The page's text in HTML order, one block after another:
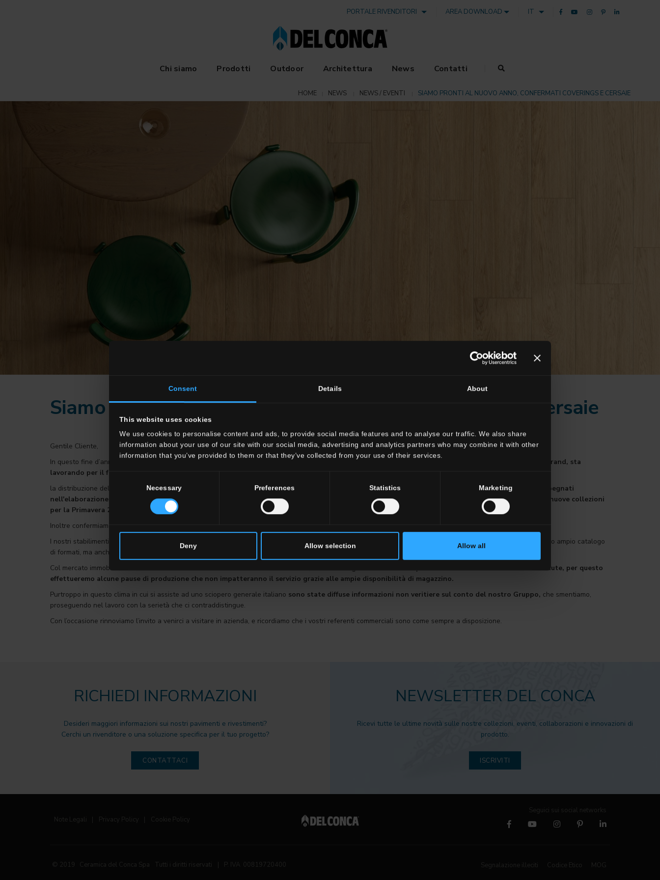
Consent Details About
This website uses cookies
We use cookies to personalise content and ads, to provide social media features and to analyse our traffic. We also share
information about your use of our site with our social media, advertising and analytics partners who may combine it with other
information that you’ve provided to them or that they’ve collected from your use of their services.
Selection
Necessary Preferences Statistics Marketing
Deny Allow selection Allow all
PORTALE RIVENDITORI AREA DOWNLOAD IT
Chi siamo Prodotti Outdoor Architettura News Contatti
HOME NEWS NEWS / EVENTI SIAMO PRONTI AL NUOVO ANNO, CONFERMATI COVERINGS E CERSAIE
Siamo pronti al nuovo anno, confermati Coverings e Cersaie
Gentile Cliente,
In questo fine d’anno caratterizzato da una economia europea e italiana non espansiva, desideriamo confermarle che
il Gruppo Del Conca, con tutti i suoi Brand, sta
lavorando per il futuro insieme a voi:
la distribuzione delle campionature relative alle nuove Collezioni presentate a Cersaie è quasi terminata, mentre
i reparti commerciale e marketing sono impegnati
nell'elaborazione del nuovo Catalogo Generale,
che uscirà come sempre all'inizio dell'anno, e contemporaneamente
i laboratori stanno già sviluppando nuove collezioni
per la Primavera 2025.
Inoltre confermiamo la nostra presenza a
I nostri stabilimenti, in particolare quello di Savignano sul Panaro, sono dotati di impianti all’avanguardia del settore con grande flessibilità per realizzare il nostro ampio catalogo
di formati, ma anche con una aumentata capacità produttiva.
Col mercato immobiliare in contrazione a causa dei tassi d’interesse ancora elevati,
è doveroso gestire i volume di produzione e mantenere l’azienda in salute, per questo
effettueremo alcune pause di produzione che non impatteranno il servizio grazie alle ampie disponibilità di magazzino.
Purtroppo in questo clima in cui si assiste ad uno sciopero generale italiano sono state diffuse informazioni non veritiere sul conto del nostro Gruppo, che smentiamo,
proseguendo nel lavoro con la serietà che ci contraddistingue.
Con l’occasione rinnoviamo l’invito a venirci a visitare in azienda, e ricordiamo che i vostri referenti commerciali sono come sempre a disposizione.
RICHIEDI INFORMAZIONI
Desideri maggiori informazioni sui nostri pavimenti e rivestimenti?
Cerchi un rivenditore o una soluzione specifica per il tuo progetto?
CONTATTACI
NEWSLETTER DEL CONCA
Ricevi tutte le ultime novità sulle nostre collezioni, eventi, collaborazioni e innovazioni di
prodotto.
ISCRIVITI
Note Legali Privacy Policy Cookie Policy
Seguici sui social networks
© 2019 Ceramica del Conca Spa Tutti i diritti riservati P. IVA 00819720400 Segnalazione illeciti Codice Etico MOG